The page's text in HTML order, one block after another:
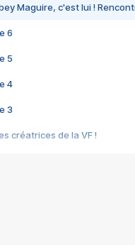
Maguire, c'est lui !
6
5
4
3
créatrices de la VF !